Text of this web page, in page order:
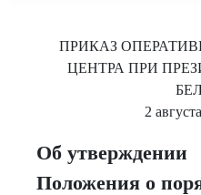
ПРИКАЗ
ЦЕНТРА ПРИ
2
Об утверждении
Положения о